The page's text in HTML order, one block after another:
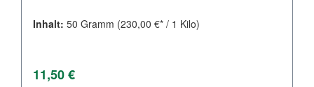
Inhalt: 50 Gramm (230,00 €* / 1 Kilo)
Regulärer Preis:
11,50 €